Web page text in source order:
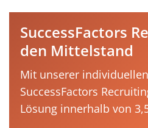
SuccessFactors
den Mittelstand
Mit unserer
SuccessFactors
Lösung innerhalb von